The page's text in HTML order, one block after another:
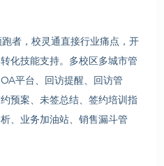
者，校灵通直接行业痛点，开
化技能支持。多校区多城市管
平台、回访提醒、回访管
预案、未签总结、签约培训指
、业务加油站、销售漏斗管